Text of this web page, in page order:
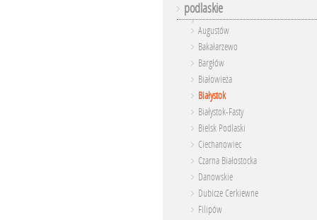
podlaskie
Augustów
Bakałarzewo
Bargłów
Białowieża
Białystok
Białystok-Fasty
Bielsk Podlaski
Ciechanowiec
Czarna Białostocka
Danowskie
Dubicze Cerkiewne
Filipów